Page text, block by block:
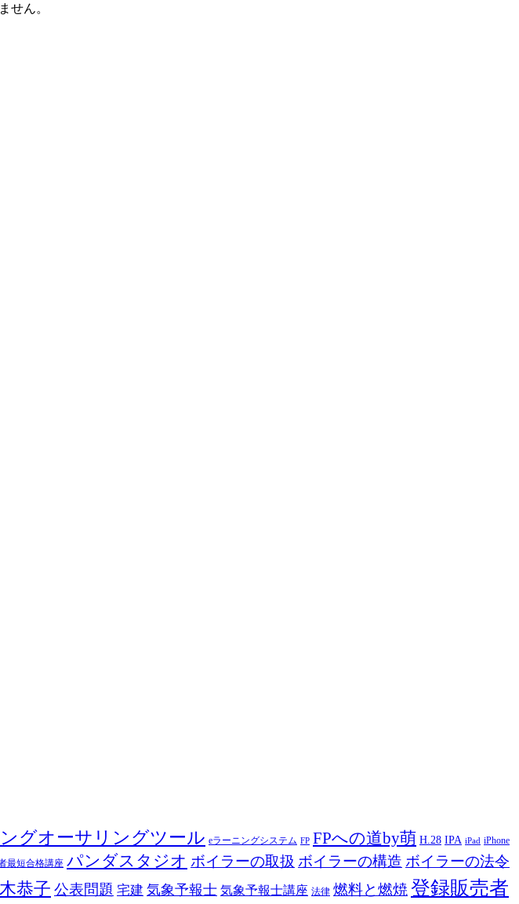
せん。
グオーサリングツール eラーニングシステム FP FPへの道by萌 H.28 IPA iPad iPhone
最短合格講座 パンダスタジオ ボイラーの取扱 ボイラーの構造 ボイラーの法令
恭子 公表問題 宅建 気象予報士 気象予報士講座 法律 燃料と燃焼 登録販売者